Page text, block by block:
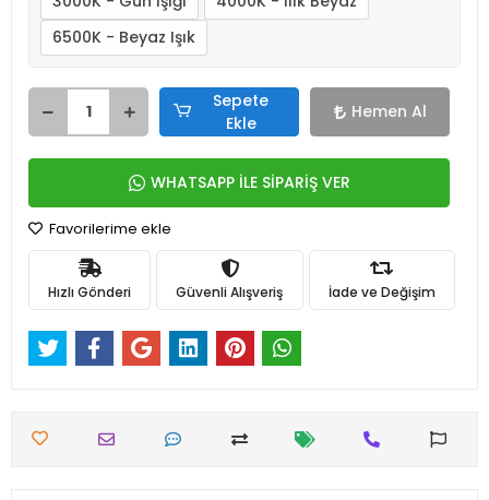
6500K - Beyaz Işık
Sepete
Ekle
Hemen Al
WHATSAPP İLE SİPARİŞ VER
Favorilerime ekle
Hızlı Gönderi Güvenli Alışveriş İade ve Değişim